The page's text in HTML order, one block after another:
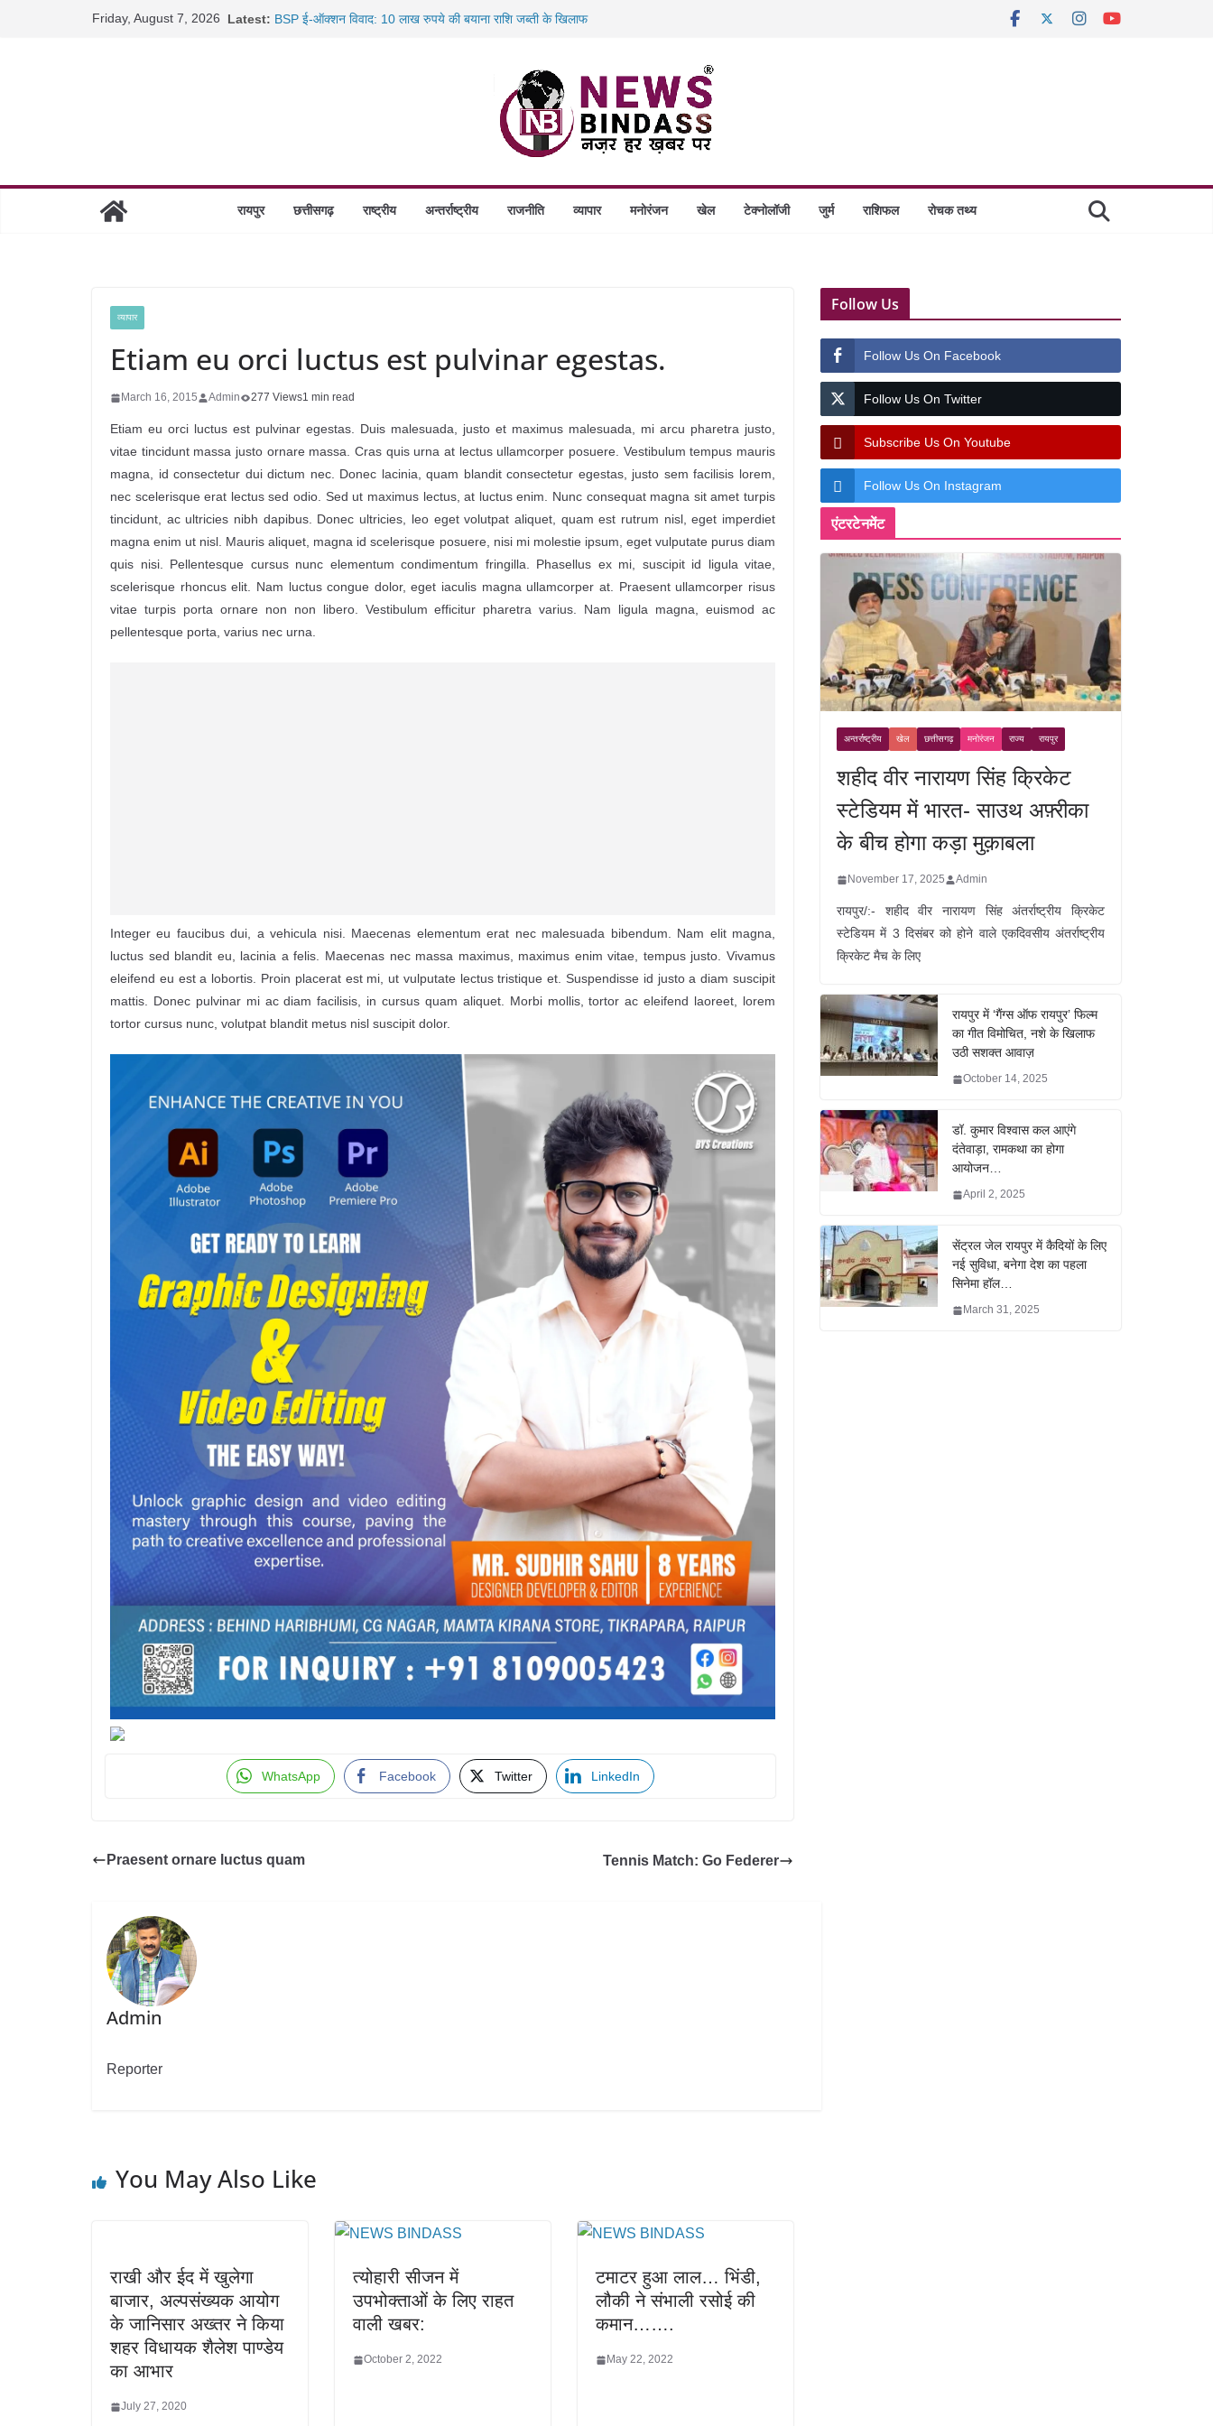
Friday, August 7, 2026 Latest: BSP ई-ऑक्शन विवाद: 10 लाख रुपये की बयाना राशि जब्ती के खिलाफ
छत्तीसगढ़ में 1460 गोधाम होंगे स्थापित, हर विकासखंड के 10 उत्कृष्ट गोठानों
साइबर ठगी पर दुर्ग पुलिस का बड़ा एक्शन: 13 म्यूल बैंक खाताधारक गिरफ्तार
रायपुर छत्तीसगढ़ राष्ट्रीय अन्तर्राष्ट्रीय राजनीति व्यापार मनोरंजन खेल टेक्नोलॉजी जुर्म राशिफल रोचक तथ्य
व्यापार
Etiam eu orci luctus est pulvinar egestas.
March 16, 2015 Admin 277 Views1 min read
Etiam eu orci luctus est pulvinar egestas. Duis malesuada, justo et maximus malesuada, mi arcu pharetra justo,
vitae tincidunt massa justo ornare massa. Cras quis urna at lectus ullamcorper posuere. Vestibulum tempus mauris
magna, id consectetur dui dictum nec. Donec lacinia, quam blandit consectetur egestas, justo sem facilisis lorem,
nec scelerisque erat lectus sed odio. Sed ut maximus lectus, at luctus enim. Nunc consequat magna sit amet turpis
tincidunt, ac ultricies nibh dapibus. Donec ultricies, leo eget volutpat aliquet, quam est rutrum nisl, eget imperdiet
magna enim ut nisl. Mauris aliquet, magna id scelerisque posuere, nisi mi molestie ipsum, eget vulputate purus diam
quis nisi. Pellentesque cursus nunc elementum condimentum fringilla. Phasellus ex mi, suscipit id ligula vitae,
scelerisque rhoncus elit. Nam luctus congue dolor, eget iaculis magna ullamcorper at. Praesent ullamcorper risus
vitae turpis porta ornare non non libero. Vestibulum efficitur pharetra varius. Nam ligula magna, euismod ac
pellentesque porta, varius nec urna.
Integer eu faucibus dui, a vehicula nisi. Maecenas elementum erat nec malesuada bibendum. Nam elit magna,
luctus sed blandit eu, lacinia a felis. Maecenas nec massa maximus, maximus enim vitae, tempus justo. Vivamus
eleifend eu est a lobortis. Proin placerat est mi, ut vulputate lectus tristique et. Suspendisse id justo a diam suscipit
mattis. Donec pulvinar mi ac diam facilisis, in cursus quam aliquet. Morbi mollis, tortor ac eleifend laoreet, lorem
tortor cursus nunc, volutpat blandit metus nisl suscipit dolor.
WhatsApp Facebook Twitter LinkedIn
Praesent ornare luctus quam Tennis Match: Go Federer
Admin
Reporter
You May Also Like
राखी और ईद में खुलेगा
बाजार, अल्पसंख्यक आयोग
के जानिसार अख्तर ने किया
शहर विधायक शैलेश पाण्डेय
का आभार
July 27, 2020
त्योहारी सीजन में
उपभोक्ताओं के लिए राहत
वाली खबर:
October 2, 2022
टमाटर हुआ लाल… भिंडी,
लौकी ने संभाली रसोई की
कमान…….
May 22, 2022
Follow Us
Follow Us On Facebook
Follow Us On Twitter
Subscribe Us On Youtube
Follow Us On Instagram
एंटरटेनमेंट
अन्तर्राष्ट्रीय खेल छत्तीसगढ़ मनोरंजन राज्य रायपुर
शहीद वीर नारायण सिंह क्रिकेट
स्टेडियम में भारत- साउथ अफ़्रीका
के बीच होगा कड़ा मुक़ाबला
November 17, 2025 Admin
रायपुर/:- शहीद वीर नारायण सिंह अंतर्राष्ट्रीय क्रिकेट
स्टेडियम में 3 दिसंबर को होने वाले एकदिवसीय अंतर्राष्ट्रीय
क्रिकेट मैच के लिए
रायपुर में ‘गैंग्स ऑफ रायपुर’ फिल्म
का गीत विमोचित, नशे के खिलाफ
उठी सशक्त आवाज़
October 14, 2025
डॉ. कुमार विश्वास कल आएंगे
दंतेवाड़ा, रामकथा का होगा
आयोजन…
April 2, 2025
सेंट्रल जेल रायपुर में कैदियों के लिए
नई सुविधा, बनेगा देश का पहला
सिनेमा हॉल…
March 31, 2025